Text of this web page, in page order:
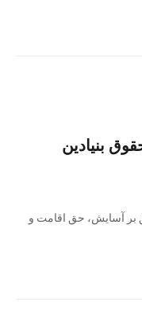
بنیادین
بر آسایش، حق اقامت و